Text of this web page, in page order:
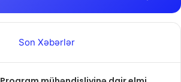
Son Xəbərlər